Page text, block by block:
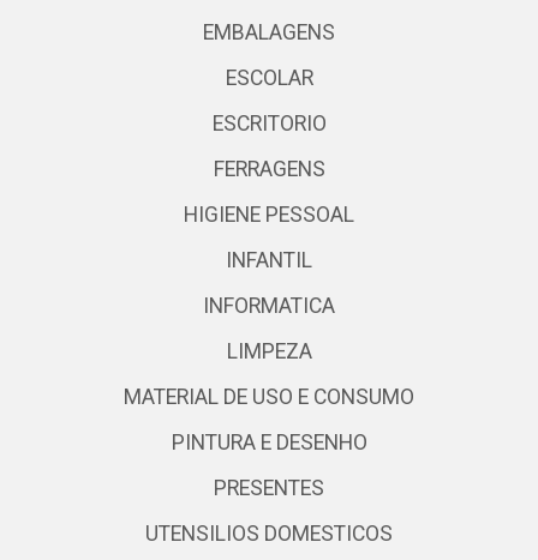
EMBALAGENS
ESCOLAR
ESCRITORIO
FERRAGENS
HIGIENE PESSOAL
INFANTIL
INFORMATICA
LIMPEZA
MATERIAL DE USO E CONSUMO
PINTURA E DESENHO
PRESENTES
UTENSILIOS DOMESTICOS